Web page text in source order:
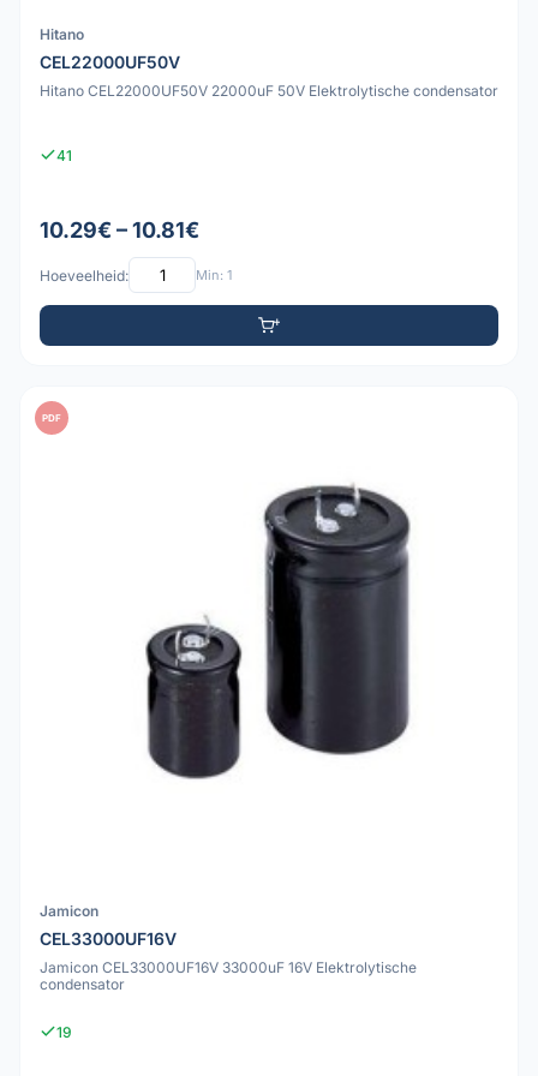
Hitano
CEL22000UF50V
Hitano CEL22000UF50V 22000uF 50V Elektrolytische condensator
41
10.29€ – 10.81€
Hoeveelheid: Min: 1
PDF
Jamicon
CEL33000UF16V
Jamicon CEL33000UF16V 33000uF 16V Elektrolytische
condensator
19